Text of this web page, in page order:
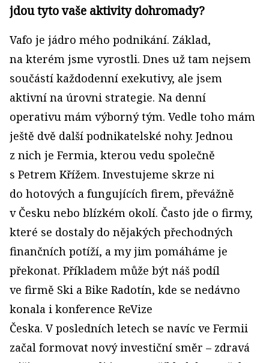
jdou tyto vaše aktivity dohromady?
Vafo je jádro mého podnikání. Základ,
na kterém jsme vyrostli. Dnes už tam nejsem
součástí každodenní exekutivy, ale jsem
aktivní na úrovni strategie. Na denní
operativu mám výborný tým. Vedle toho mám
ještě dvě další podnikatelské nohy. Jednou
z nich je Fermia, kterou vedu společně
s Petrem Křížem. Investujeme skrze ni
do hotových a fungujících firem, převážně
v Česku nebo blízkém okolí. Často jde o firmy,
které se dostaly do nějakých přechodných
finančních potíží, a my jim pomáháme je
překonat. Příkladem může být náš podíl
ve firmě Ski a Bike Radotín, kde se nedávno
konala i konference ReVize
Česka. V posledních letech se navíc ve Fermii
začal formovat nový investiční směr – zdravá